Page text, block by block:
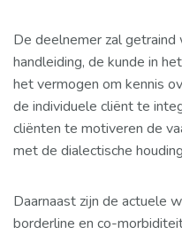
De deelnemer zal getraind
handleiding, de kunde in
het vermogen om kennis
de individuele cliënt te
cliënten te motiveren de
met de dialectische
Daarnaast zijn de actuele
borderline en co-